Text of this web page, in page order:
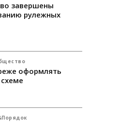
завершены
рулежных
оформлять